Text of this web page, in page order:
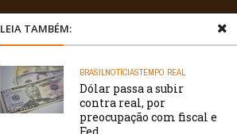
LEIA TAMBÉM:
BRASILNOTÍCIASTEMPO REAL
Dólar passa a subir
contra real, por
preocupação com fiscal e